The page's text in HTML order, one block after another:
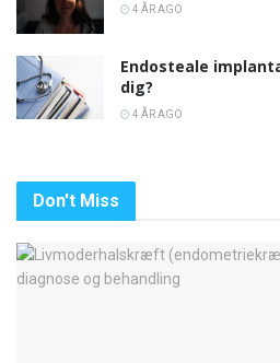
4 ÅR AGO
Endosteale
dig?
4 ÅR AGO
Don't Miss